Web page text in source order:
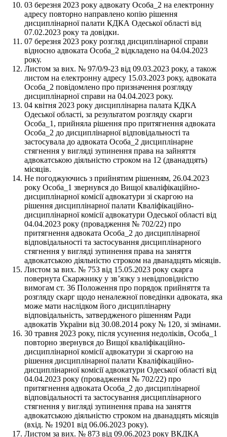
03 березня 2023 року адвокату Особа_2 на електронну
адресу повторно направлено копію рішення
дисциплінарної палати КДКА Одеської області від
07.02.2023 року та довідки.
07 березня 2023 року розгляд дисциплінарної справи
відносно адвоката Особа_2 відкладено на 04.04.2023
року.
Листом за вих. № 97/0/9-23 від 09.03.2023 року, а також
листом на електронну адресу 15.03.2023 року, адвоката
Особа_2 повідомлено про призначення розгляду
дисциплінарної справи на 04.04.2023 року.
04 квітня 2023 року дисциплінарна палата КДКА
Одеської області, за результатом розгляду скарги
Особа_1, прийняла рішення про притягнення адвоката
Особа_2 до дисциплінарної відповідальності та
застосувала до адвоката Особа_2 дисциплінарне
стягнення у вигляді зупинення права на зайняття
адвокатською діяльністю строком на 12 (дванадцять)
місяців.
Не погоджуючись з прийнятим рішенням, 26.04.2023
року Особа_1 звернувся до Вищої кваліфікаційно-
дисциплінарної комісії адвокатури зі скаргою на
рішення дисциплінарної палати Кваліфікаційно-
дисциплінарної комісії адвокатури Одеської області від
04.04.2023 року (провадження № 702/22) про
притягнення адвоката Особа_2 до дисциплінарної
відповідальності та застосування дисциплінарного
стягнення у вигляді зупинення права на заняття
адвокатською діяльністю строком на дванадцять місяців.
Листом за вих. № 753 від 15.05.2023 року скарга
повернута Скаржнику у зв’язку з невідповідністю
вимогам ст. 36 Положення про порядок прийняття та
розгляду скарг щодо неналежної поведінки адвоката, яка
може мати наслідком його дисциплінарну
відповідальність, затвердженого рішенням Ради
адвокатів України від 30.08.2014 року № 120, зі змінами.
30 травня 2023 року, після усунення недоліків, Особа_1
повторно звернувся до Вищої кваліфікаційно-
дисциплінарної комісії адвокатури зі скаргою на
рішення дисциплінарної палати Кваліфікаційно-
дисциплінарної комісії адвокатури Одеської області від
04.04.2023 року (провадження № 702/22) про
притягнення адвоката Особа_2 до дисциплінарної
відповідальності та застосування дисциплінарного
стягнення у вигляді зупинення права на заняття
адвокатською діяльністю строком на дванадцять місяців
(вхід. № 19201 від 06.06.2023 року).
Листом за вих. № 873 від 09.06.2023 року ВКДКА